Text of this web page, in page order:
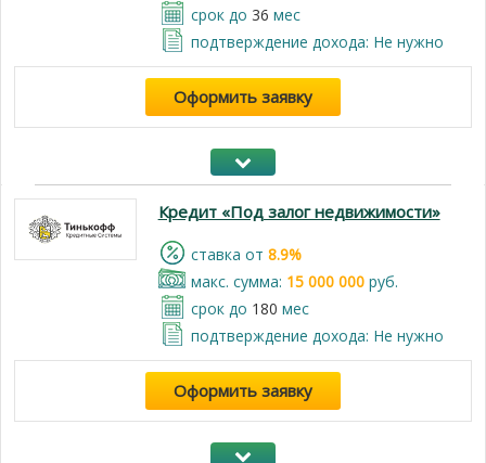
срок до 36 мес
подтверждение дохода: Не нужно
Оформить заявку
Кредит «Под залог недвижимости»
cтавка от 8.9%
макс. сумма: 15 000 000руб.
срок до 180 мес
подтверждение дохода: Не нужно
Оформить заявку